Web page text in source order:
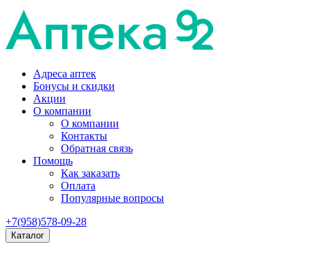
Адреса аптек
Бонусы и скидки
Акции
О компании
О компании
Контакты
Обратная связь
Помощь
Как заказать
Оплата
Популярные вопросы
+7(958)578-09-28
Каталог